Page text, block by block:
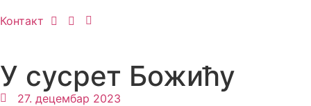
Контакт
У сусрет Божићу
27. децембар 2023